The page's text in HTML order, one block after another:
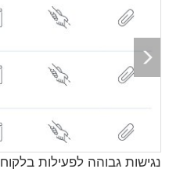
נגישות גבוהה לפעילות בלקוח